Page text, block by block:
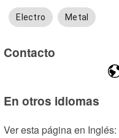
Electro Metal
Contacto
En otros idiomas
Ver esta página en Inglés: